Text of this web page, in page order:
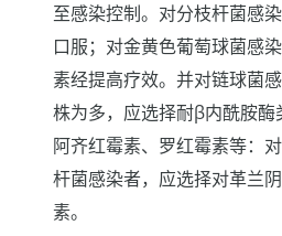
至感染控制。对分枝杆菌感
口服；对金黄色葡萄球菌感
素经提高疗效。并对链球菌
株为多，应选择耐β内酰胺酶
阿齐红霉素、罗红霉素等：
杆菌感染者，应选择对革兰
素。